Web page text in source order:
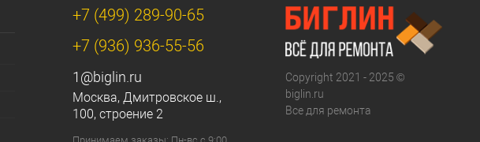
+7 (499) 289-90-65
+7 (936) 936-55-56
1@biglin.ru
Москва, Дмитровское ш.,
100, строение 2
Copyright 2021 - 2025 ©
biglin.ru
Все для ремонта